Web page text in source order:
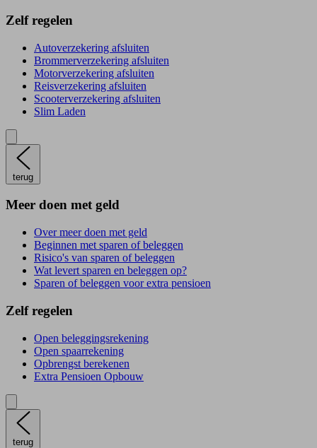
Zelf regelen
Autoverzekering afsluiten
Brommerverzekering afsluiten
Motorverzekering afsluiten
Reisverzekering afsluiten
Scooterverzekering afsluiten
Slim Laden
terug
Meer doen met geld
Over meer doen met geld
Beginnen met sparen of beleggen
Risico's van sparen of beleggen
Wat levert sparen en beleggen op?
Sparen of beleggen voor extra pensioen
Zelf regelen
Open beleggingsrekening
Open spaarrekening
Opbrengst berekenen
Extra Pensioen Opbouw
terug